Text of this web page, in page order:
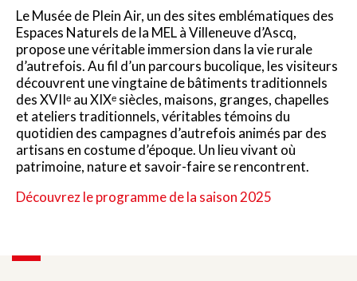
Le Musée de Plein Air, un des sites emblématiques des
Espaces Naturels de la MEL à Villeneuve d’Ascq,
propose une véritable immersion dans la vie rurale
d’autrefois. Au fil d’un parcours bucolique, les visiteurs
découvrent une vingtaine de bâtiments traditionnels
des XVIIᵉ au XIXᵉ siècles, maisons, granges, chapelles
et ateliers traditionnels, véritables témoins du
quotidien des campagnes d’autrefois animés par des
artisans en costume d’époque. Un lieu vivant où
patrimoine, nature et savoir-faire se rencontrent.
Découvrez le programme de la saison 2025